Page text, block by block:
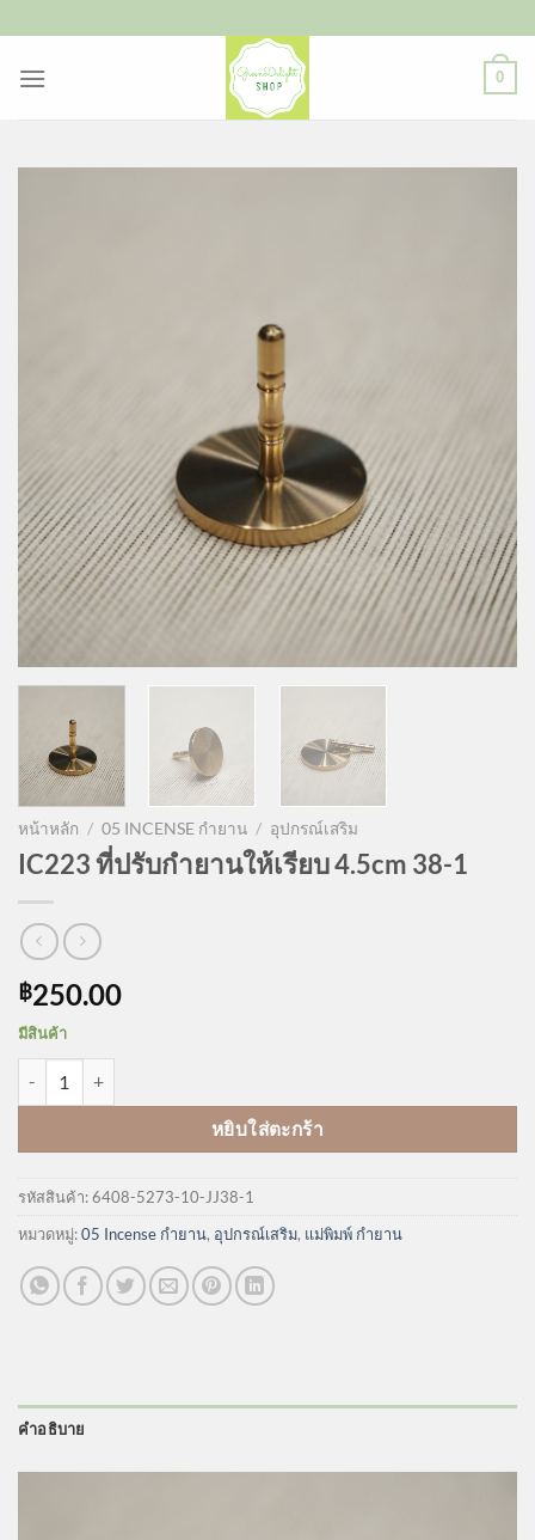
ไป
0
หน้าหลัก / 05 INCENSE กำยาน / อุปกรณ์เสริม
IC223 ที่ปรับกำยานให้เรียบ 4.5cm 38-1
฿250.00
มีสินค้า
หยิบใส่ตะกร้า
รหัสสินค้า:6408-5273-10-JJ38-1
หมวดหมู่:05 Incense กำยาน, อุปกรณ์เสริม, แม่พิมพ์ กำยาน
คำอธิบาย